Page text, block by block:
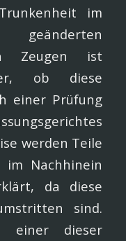
im
Zeugen ist
ob diese
einer Prüfung
werden Teile
im Nachhinein
da diese
sind.
einer dieser